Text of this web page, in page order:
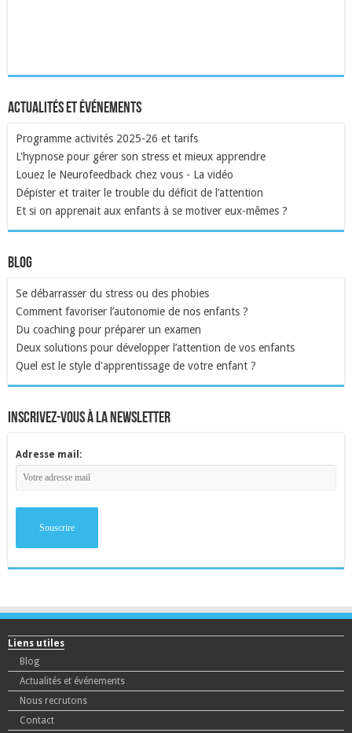
Actualités et événements
Programme activités 2025-26 et tarifs
L'hypnose pour gérer son stress et mieux apprendre
Louez le Neurofeedback chez vous - La vidéo
Dépister et traiter le trouble du déficit de l’attention
Et si on apprenait aux enfants à se motiver eux-mêmes ?
Blog
Se débarrasser du stress ou des phobies
Comment favoriser l’autonomie de nos enfants ?
Du coaching pour préparer un examen
Deux solutions pour développer l’attention de vos enfants
Quel est le style d'apprentissage de votre enfant ?
inscrivez-vous à la newsletter
Adresse mail:
Liens utiles
Blog
Actualités et événements
Nous recrutons
Contact